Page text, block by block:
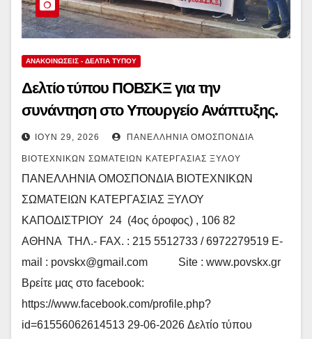
ΑΝΑΚΟΙΝΏΣΕΙΣ - ΔΕΛΤΊΑ ΤΎΠΟΥ
Δελτίο τύπου ΠΟΒΣΚΞ για την
συνάντηση στο Υπουργείο Ανάπτυξης.
ΙΟΎΝ 29, 2026 ΠΑΝΕΛΛΉΝΙΑ ΟΜΟΣΠΟΝΔΊΑ
ΒΙΟΤΕΧΝΙΚΏΝ ΣΩΜΑΤΕΊΩΝ ΚΑΤΕΡΓΑΣΊΑΣ ΞΎΛΟΥ
ΠΑΝΕΛΛΗΝΙΑ ΟΜΟΣΠΟΝΔΙΑ ΒΙΟΤΕΧΝΙΚΩΝ
ΣΩΜΑΤΕΙΩΝ ΚΑΤΕΡΓΑΣΙΑΣ ΞΥΛΟΥ
ΚΑΠΟΔΙΣΤΡΙΟΥ 24 (4ος όροφος) , 106 82
ΑΘΗΝΑ ΤΗΛ.- FAX. : 215 5512733 / 6972279519 E-
mail : povskx@gmail.com Site : www.povskx.gr
Βρείτε μας στο facebook:
https://www.facebook.com/profile.php?
id=61556062614513 29-06-2026 Δελτίο τύπου